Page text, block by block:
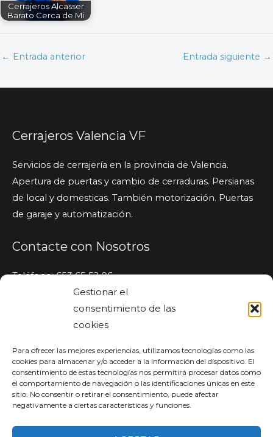
Gestionar el
consentimiento de las
cookies
Para ofrecer las mejores experiencias, utilizamos tecnologías como las
cookies para almacenar y/o acceder a la información del dispositivo. El
consentimiento de estas tecnologías nos permitirá procesar datos como
el comportamiento de navegación o las identificaciones únicas en este
sitio. No consentir o retirar el consentimiento, puede afectar
negativamente a ciertas características y funciones.
Cerrajeros Alcasser
Barato Cerca de Mi
← Entrada anterior Entrada siguiente →
Cerrajeros Valencia VF
Servicios de cerrajería en la provincia de Valencia.
Apertura de puertas y cambio de cerraduras. Persianas
de local y domesticas. También motorización. Puertas
de garaje y automatización.
Contacte con Nosotros
Teléfono: 653 65 52 06
WhatsApp: 653 65 52 06
info@vfcerrajerosvalencia.com
46370 Chiva (Valencia), España
Cerrajero Urgente
Damos servicio urgente 24/7/365
Para aperturas y cambio de cerradura, reparación de